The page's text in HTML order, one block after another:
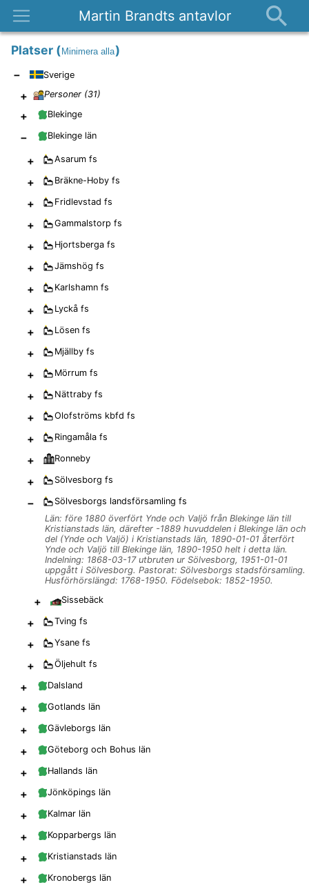
Martin Brandts antavlor
Platser
Kontakt
Platser (Minimera alla)
− Sverige
+ Personer (31)
+ Blekinge
− Blekinge län
+ Asarum fs
+ Bräkne-Hoby fs
+ Fridlevstad fs
+ Gammalstorp fs
+ Hjortsberga fs
+ Jämshög fs
+ Karlshamn fs
+ Lyckå fs
+ Lösen fs
+ Mjällby fs
+ Mörrum fs
+ Nättraby fs
+ Olofströms kbfd fs
+ Ringamåla fs
+ Ronneby
+ Sölvesborg fs
− Sölvesborgs landsförsamling fs
Län: före 1880 överfört Ynde och Valjö från Blekinge län till
Kristianstads län, därefter -1889 huvuddelen i Blekinge län och
del (Ynde och Valjö) i Kristianstads län, 1890-01-01 återfört
Ynde och Valjö till Blekinge län, 1890-1950 helt i detta län.
Indelning: 1868-03-17 utbruten ur Sölvesborg, 1951-01-01
uppgått i Sölvesborg. Pastorat: Sölvesborgs stadsförsamling.
Husförhörslängd: 1768-1950. Födelsebok: 1852-1950.
+ Sissebäck
+ Tving fs
+ Ysane fs
+ Öljehult fs
+ Dalsland
+ Gotlands län
+ Gävleborgs län
+ Göteborg och Bohus län
+ Hallands län
+ Jönköpings län
+ Kalmar län
+ Kopparbergs län
+ Kristianstads län
+ Kronobergs län